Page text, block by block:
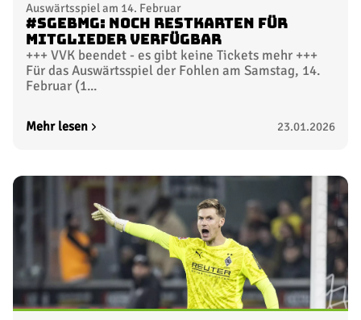
Auswärtsspiel am 14. Februar
#SGEBMG: Noch Restkarten für
Mitglieder verfügbar
+++ VVK beendet - es gibt keine Tickets mehr +++
Für das Auswärtsspiel der Fohlen am Samstag, 14.
Februar (1...
Mehr lesen 23.01.2026